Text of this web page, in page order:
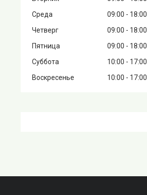
Среда
09:00
18:00
Четверг
09:00
18:00
Пятница
09:00
18:00
Суббота
10:00
17:00
Воскресенье
10:00 17:00